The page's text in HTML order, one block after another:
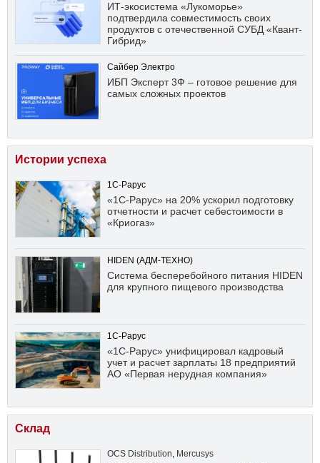
ИТ-экосистема «Лукоморье»
подтвердила совместимость своих
продуктов с отечественной СУБД «Квант-
Гибрид»
Сайбер Электро
ИБП Эксперт 3Ф – готовое решение для
самых сложных проектов
Истории успеха
1С-Рарус
«1С-Рарус» на 20% ускорил подготовку
отчетности и расчет себестоимости в
«Криогаз»
HIDEN (АДМ-ТЕХНО)
Система бесперебойного питания HIDEN
для крупного пищевого производства
1С-Рарус
«1С-Рарус» унифицировал кадровый
учет и расчет зарплаты 18 предприятий
АО «Первая нерудная компания»
Склад
OCS Distribution, Mercusys